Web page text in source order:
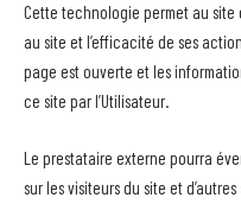
Cette technologie permet au site
au site et l’efficacité de ses
page est ouverte et les
ce site par l’Utilisateur.
Le prestataire externe pourra
sur les visiteurs du site et